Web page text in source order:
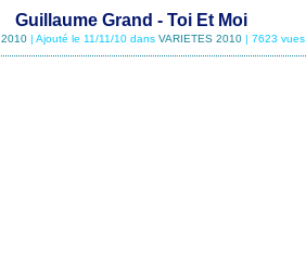
Guillaume Grand - Toi Et Moi
2010| Ajouté le 11/11/10 dans VARIETES 2010| 7623 vues